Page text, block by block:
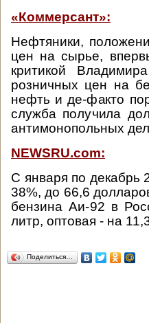
«Коммерсант»:
Нефтяники,
цен на сырье,
критикой
розничных цен на
нефть и де-факто
служба получила
антимонопольных
NEWSRU.com:
С января по декабрь
38%, до 66,6
бензина Аи-92 в
литр, оптовая - на
Поделиться…